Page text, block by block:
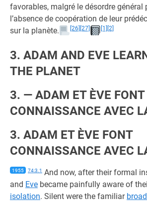
favorables, malgré le désordre général
l’absence de coopération de leur
sur la planète.
[26] [27] [1] [2]
3. ADAM AND EVE
THE PLANET
3. — ADAM ET ÈVE FONT
CONNAISSANCE AVEC
3. ADAM ET ÈVE FONT
CONNAISSANCE AVEC
1955 74:3.1 And now, after their formal
and Eve became painfully aware of
isolation. Silent were the familiar